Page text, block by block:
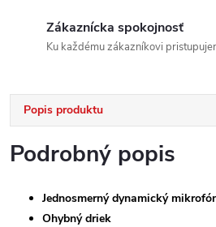
Zákaznícka spokojnosť
Ku každému zákazníkovi
Popis produktu
Podrobný popis
Jednosmerný dynamický
Ohybný driek